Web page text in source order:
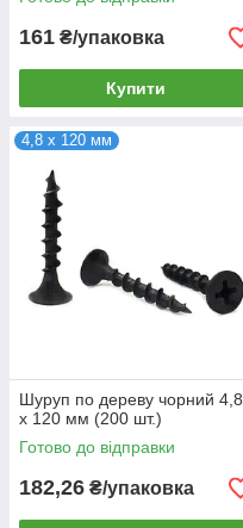
161 ₴/упаковка
Купити
4,8 х 120 мм
Шуруп по дереву чорний 4,8
х 120 мм (200 шт.)
Готово до відправки
182,26 ₴/упаковка